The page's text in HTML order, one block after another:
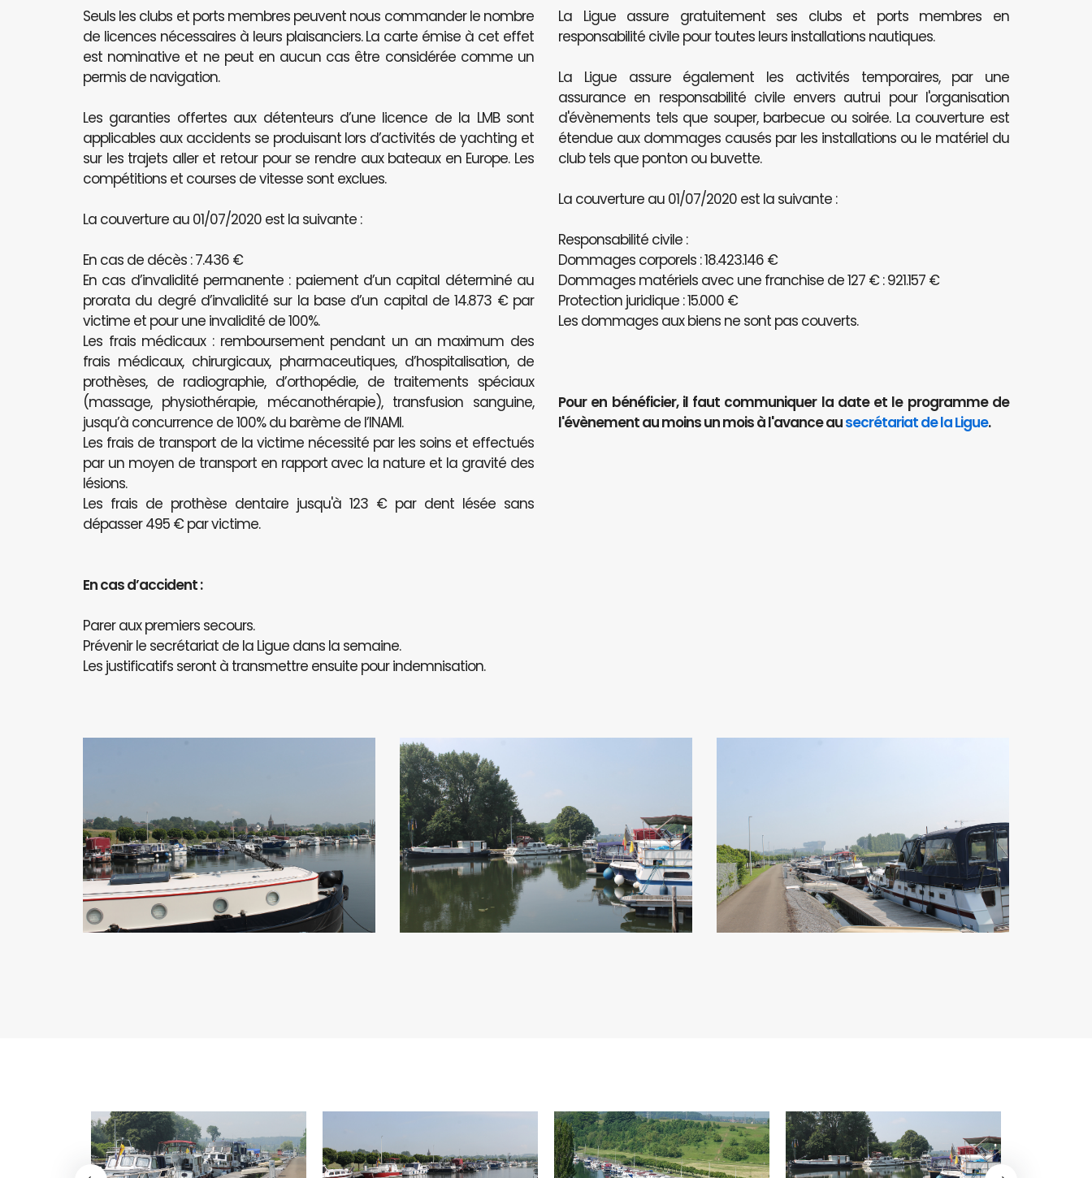
Seuls les clubs et ports membres peuvent nous commander le nombre
de licences nécessaires à leurs plaisanciers. La carte émise à cet effet
est nominative et ne peut en aucun cas être considérée comme un
permis de navigation.
Les garanties offertes aux détenteurs d’une licence de la LMB sont
applicables aux accidents se produisant lors d’activités de yachting et
sur les trajets aller et retour pour se rendre aux bateaux en Europe. Les
compétitions et courses de vitesse sont exclues.
La couverture au 01/07/2020 est la suivante :
En cas de décès : 7.436 €
En cas d’invalidité permanente : paiement d’un capital déterminé au
prorata du degré d’invalidité sur la base d’un capital de 14.873 € par
victime et pour une invalidité de 100%.
Les frais médicaux : remboursement pendant un an maximum des
frais médicaux, chirurgicaux, pharmaceutiques, d’hospitalisation, de
prothèses, de radiographie, d’orthopédie, de traitements spéciaux
(massage, physiothérapie, mécanothérapie), transfusion sanguine,
jusqu’à concurrence de 100% du barème de l’INAMI.
Les frais de transport de la victime nécessité par les soins et effectués
par un moyen de transport en rapport avec la nature et la gravité des
lésions.
Les frais de prothèse dentaire jusqu'à 123 € par dent lésée sans
dépasser 495 € par victime.
En cas d’accident :
Parer aux premiers secours.
Prévenir le secrétariat de la Ligue dans la semaine.
Les justificatifs seront à transmettre ensuite pour indemnisation.
La Ligue assure gratuitement ses clubs et ports membres en
responsabilité civile pour toutes leurs installations nautiques.
La Ligue assure également les activités temporaires, par une
assurance en responsabilité civile envers autrui pour l'organisation
d'évènements tels que souper, barbecue ou soirée. La couverture est
étendue aux dommages causés par les installations ou le matériel du
club tels que ponton ou buvette.
La couverture au 01/07/2020 est la suivante :
Responsabilité civile :
Dommages corporels : 18.423.146 €
Dommages matériels avec une franchise de 127 € : 921.157 €
Protection juridique : 15.000 €
Les dommages aux biens ne sont pas couverts.
Pour en bénéficier, il faut communiquer la date et le programme de
l'évènement au moins un mois à l'avance ausecrétariat de la Ligue.